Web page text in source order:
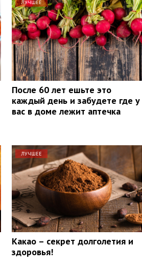
ЛУЧШЕЕ
После 60 лет ешьте это
каждый день и забудете где у
вас в доме лежит аптечка
ЛУЧШЕЕ
Какао – секрет долголетия и
здоровья!